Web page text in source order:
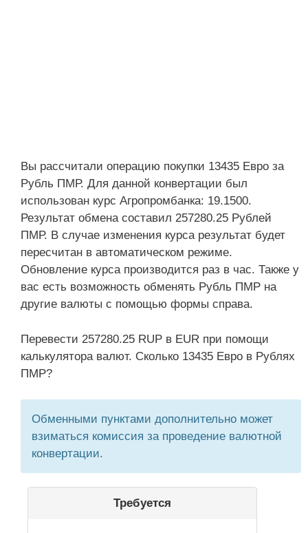
Вы рассчитали операцию покупки 13435 Евро за
Рубль ПМР. Для данной конвертации был
использован курс Агропромбанка: 19.1500.
Результат обмена составил 257280.25 Рублей
ПМР. В случае изменения курса результат будет
пересчитан в автоматическом режиме.
Обновление курса производится раз в час. Также у
вас есть возможность обменять Рубль ПМР на
другие валюты с помощью формы справа.
Перевести 257280.25 RUP в EUR при помощи
калькулятора валют. Сколько 13435 Евро в Рублях
ПМР?
Обменными пунктами дополнительно может
взиматься комиссия за проведение валютной
конвертации.
Требуется